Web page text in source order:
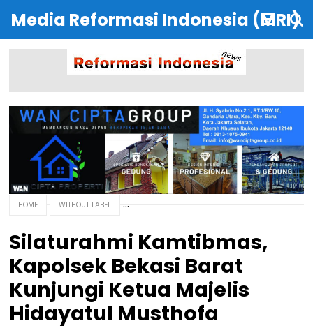
Media Reformasi Indonesia (MRI)
HOME WITHOUT LABEL
Silaturahmi Kamtibmas,
Kapolsek Bekasi Barat
Kunjungi Ketua Majelis
Hidayatul Musthofa